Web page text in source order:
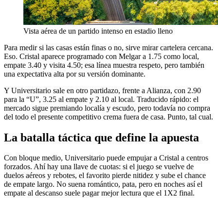
Vista aérea de un partido intenso en estadio lleno
Para medir si las casas están finas o no, sirve mirar cartelera cercana.
Eso. Cristal aparece programado con Melgar a 1.75 como local,
empate 3.40 y visita 4.50; esa línea muestra respeto, pero también
una expectativa alta por su versión dominante.
Y Universitario sale en otro partidazo, frente a Alianza, con 2.90
para la “U”, 3.25 al empate y 2.10 al local. Traducido rápido: el
mercado sigue premiando localía y escudo, pero todavía no compra
del todo el presente competitivo crema fuera de casa. Punto, tal cual.
La batalla táctica que define la apuesta
Con bloque medio, Universitario puede empujar a Cristal a centros
forzados. Ahí hay una llave de cuotas: si el juego se vuelve de
duelos aéreos y rebotes, el favorito pierde nitidez y sube el chance
de empate largo. No suena romántico, pata, pero en noches así el
empate al descanso suele pagar mejor lectura que el 1X2 final.